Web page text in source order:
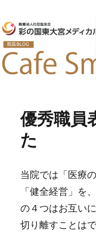
優秀職員
た
当院では「医療
「健全経営」を
の４つはお互い
切り離すことは